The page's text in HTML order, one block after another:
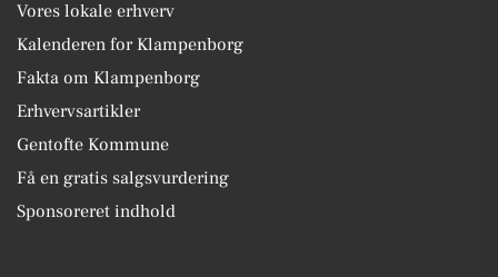
Vores lokale erhverv
Kalenderen for Klampenborg
Fakta om Klampenborg
Erhvervsartikler
Gentofte Kommune
Få en gratis salgsvurdering
Sponsoreret indhold